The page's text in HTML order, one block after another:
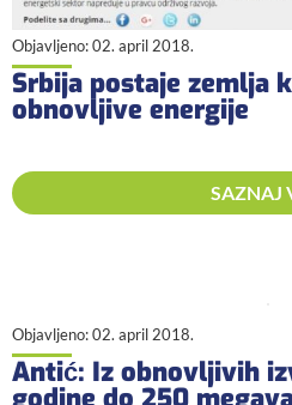
Objavljeno:02. april 2018.
Srbija postaje zemlja
obnovljive energije
SAZNAJ
Objavljeno:02. april 2018.
Antić: Iz obnovljivih